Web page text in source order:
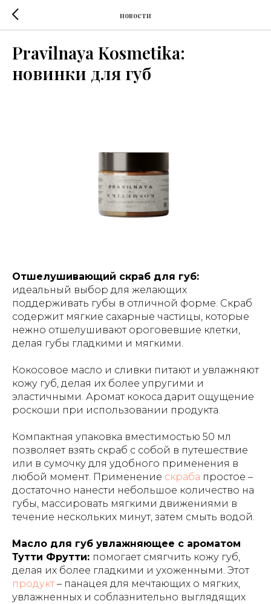
новости
Pravilnaya Kosmetika:
новинки для губ
Отшелушивающий скраб для губ:
идеальный выбор для желающих
поддерживать губы в отличной форме. Скраб
содержит мягкие сахарные частицы, которые
нежно отшелушивают ороговевшие клетки,
делая губы гладкими и мягкими.
Кокосовое масло и сливки питают и увлажняют
кожу губ, делая их более упругими и
эластичными. Аромат кокоса дарит ощущение
роскоши при использовании продукта.
Компактная упаковка вместимостью 50 мл
позволяет взять скраб с собой в путешествие
или в сумочку для удобного применения в
любой момент. Применение скраба простое –
достаточно нанести небольшое количество на
губы, массировать мягкими движениями в
течение нескольких минут, затем смыть водой.
Масло для губ увлажняющее с ароматом
Тутти Фрутти: помогает смягчить кожу губ,
делая их более гладкими и ухоженными. Этот
продукт – панацея для мечтающих о мягких,
увлажненных и соблазнительно выглядящих